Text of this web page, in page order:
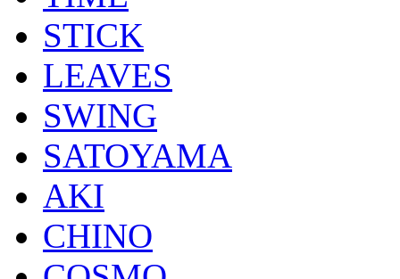
STICK
LEAVES
SWING
SATOYAMA
AKI
CHINO